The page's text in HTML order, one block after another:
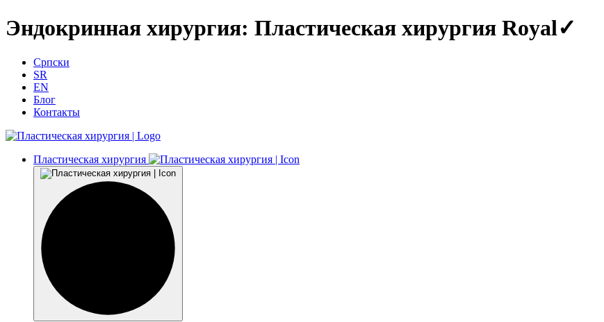
Эндокринная хирургия: Пластическая хирургия Royal✓
Српски
SR
EN
Блог
Контакты
Пластическая хирургия